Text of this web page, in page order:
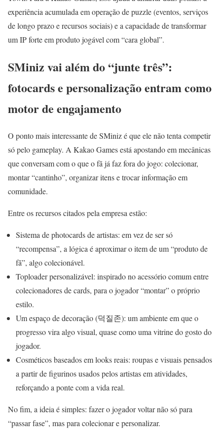
experiência acumulada em operação de puzzle (eventos, serviços
de longo prazo e recursos sociais) e a capacidade de transformar
um IP forte em produto jogável com “cara global”.
SMiniz vai além do “junte três”:
fotocards e personalização entram como
motor de engajamento
O ponto mais interessante de SMiniz é que ele não tenta competir
só pelo gameplay. A Kakao Games está apostando em mecânicas
que conversam com o que o fã já faz fora do jogo: colecionar,
montar “cantinho”, organizar itens e trocar informação em
comunidade.
Entre os recursos citados pela empresa estão:
Sistema de photocards de artistas: em vez de ser só
“recompensa”, a lógica é aproximar o item de um “produto de
fã”, algo colecionável.
Toploader personalizável: inspirado no acessório comum entre
colecionadores de cards, para o jogador “montar” o próprio
estilo.
Um espaço de decoração (덕질존): um ambiente em que o
progresso vira algo visual, quase como uma vitrine do gosto do
jogador.
Cosméticos baseados em looks reais: roupas e visuais pensados
a partir de figurinos usados pelos artistas em atividades,
reforçando a ponte com a vida real.
No fim, a ideia é simples: fazer o jogador voltar não só para
“passar fase”, mas para colecionar e personalizar.